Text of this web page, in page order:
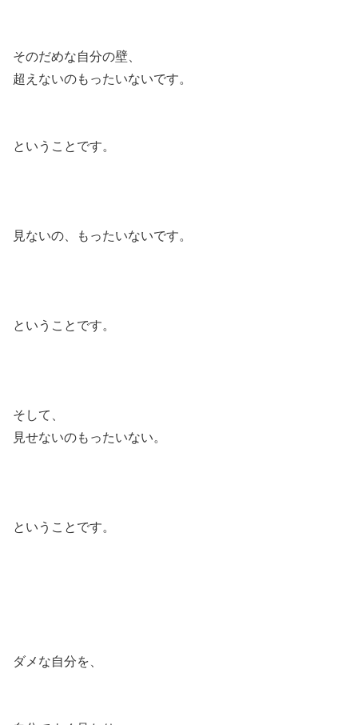
そのだめな自分の壁、
超えないのもったいないです。
ということです。
見ないの、もったいないです。
ということです。
そして、
見せないのもったいない。
ということです。
ダメな自分を、